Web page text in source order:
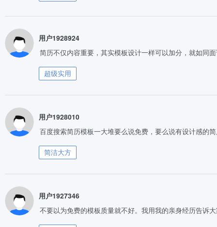
用户1928924
简历不仅内容重要，其实模板设计一样可以加分，就如同
超级实用
用户1928010
百度搜索简历模板一大堆要么说免费，要么说有设计感的
简洁大方
用户1927346
不要以为免费的模板质量就不好。我用我的亲身经历告诉